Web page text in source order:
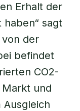
Erhalt der
sagt
von der
befindet
CO2-
und